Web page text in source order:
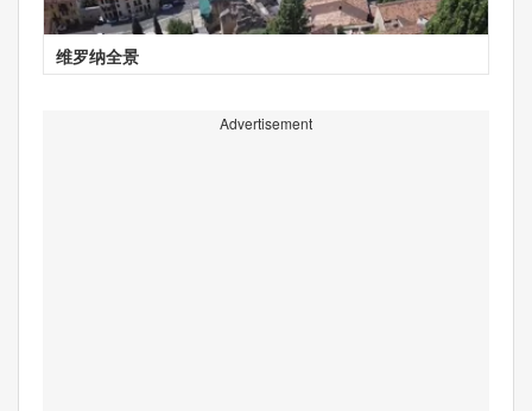
维罗纳全景
Advertisement